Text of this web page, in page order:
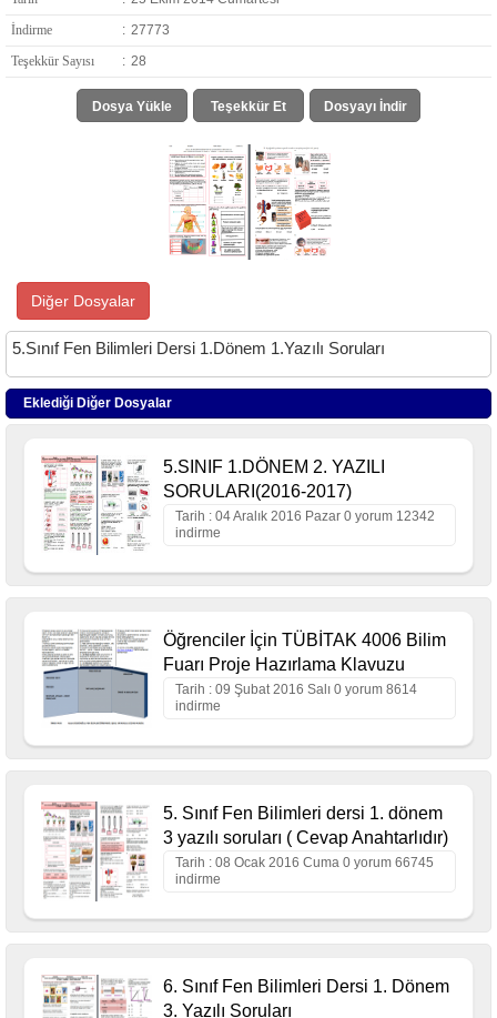
İndirme
: 27773
Teşekkür Sayısı
: 28
Dosya Yükle Teşekkür Et Dosyayı İndir
Diğer Dosyalar
5.Sınıf Fen Bilimleri Dersi 1.Dönem 1.Yazılı Soruları
Eklediği Diğer Dosyalar
5.SINIF 1.DÖNEM 2. YAZILI
SORULARI(2016-2017)
Tarih : 04 Aralık 2016 Pazar 0 yorum 12342
indirme
Öğrenciler İçin TÜBİTAK 4006 Bilim
Fuarı Proje Hazırlama Klavuzu
Tarih : 09 Şubat 2016 Salı 0 yorum 8614
indirme
5. Sınıf Fen Bilimleri dersi 1. dönem
3 yazılı soruları ( Cevap Anahtarlıdır)
Tarih : 08 Ocak 2016 Cuma 0 yorum 66745
indirme
6. Sınıf Fen Bilimleri Dersi 1. Dönem
3. Yazılı Soruları